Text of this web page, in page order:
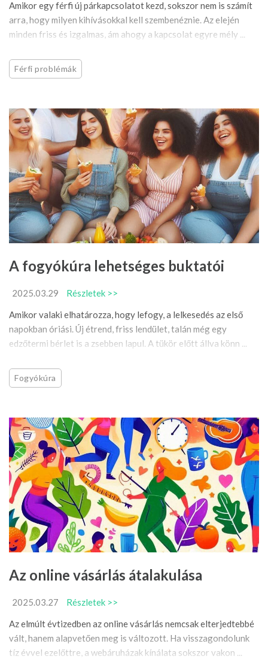
Amikor egy férfi új párkapcsolatot kezd, sokszor nem is számít
arra, hogy milyen kihívásokkal kell szembenéznie. Az elején
minden friss és izgalmas, ám ahogy a kapcsolat egyre mély ...
Férfi problémák
A fogyókúra lehetséges buktatói
2025.03.29
Részletek >>
Amikor valaki elhatározza, hogy lefogy, a lelkesedés az első
napokban óriási. Új étrend, friss lendület, talán még egy
edzőtermi bérlet is a zsebben lapul. A tükör előtt állva könn ...
Fogyókúra
Az online vásárlás átalakulása
2025.03.27
Részletek >>
Az elmúlt évtizedben az online vásárlás nemcsak elterjedtebbé
vált, hanem alapvetően meg is változott. Ha visszagondolunk
tíz évvel ezelőttre, a webáruházak kínálata sokszor vakon ...